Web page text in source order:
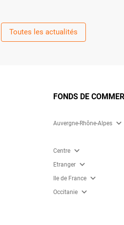
Toutes les actualités
FONDS DE
Auvergne-Rhône-Alpes expand_more
Centre expand_more
Etranger expand_more
Ile de France expand_more
Occitanie expand_more